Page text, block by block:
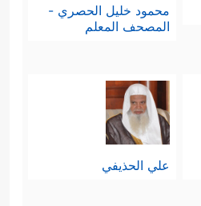
محمود خليل الحصري -
المصحف المعلم
علي الحذيفي